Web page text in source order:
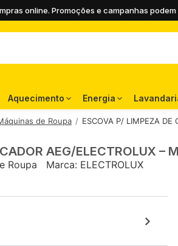
online. Promoções e campanhas
Aquecimento Energia
de Roupa ESCOVA P/ LIMPEZA DE
AEG/ELECTROLUX –
Roupa Marca: ELECTROLUX